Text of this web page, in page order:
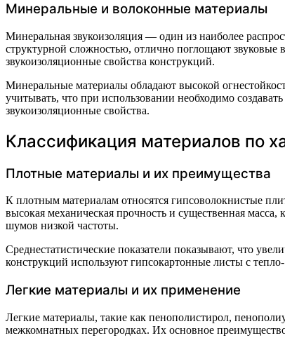
Минеральные и волоконные материалы
Минеральная звукоизоляция — один из наиболее
структурной сложностью, отлично поглощают звуковые
звукоизоляционные свойства конструкций.
Минеральные материалы обладают высокой
учитывать, что при использовании необходимо
звукоизоляционные свойства.
Классификация материалов по
Плотные материалы и их преимущества
К плотным материалам относятся гипсоволокнистые
высокая механическая прочность и существенная
шумов низкой частоты.
Среднестатистические показатели показывают, что
конструкций используют гипсокартонные листы с
Легкие материалы и их применение
Легкие материалы, такие как пенополистирол,
межкомнатных перегородках. Их основное